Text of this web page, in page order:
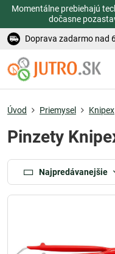
Momentálne prebiehajú
dočasne
Doprava zadarmo nad
Úvod Priemysel Knipex
Pinzety
Najpredávanejšie